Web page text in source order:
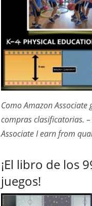
Como Amazon Associate
compras clasificatorias.
Associate I earn from
¡El libro de los
juegos!